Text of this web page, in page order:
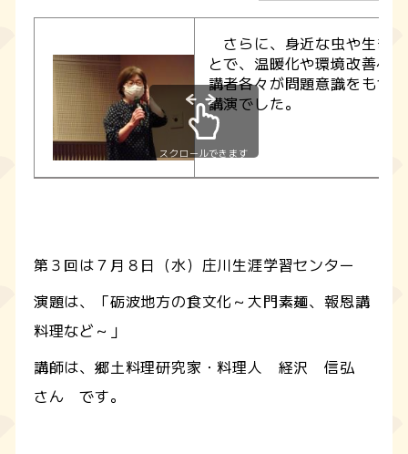
さらに、身近な虫や生き
とで、温暖化や環境改善へ
講者各々が問題意識をもつ
講演でした。
スクロールできます
第３回は７月８日（水）庄川生涯学習センター
演題は、「砺波地方の食文化～大門素麺、報恩講
料理など～」
講師は、郷土料理研究家・料理人 経沢 信弘
さん です。